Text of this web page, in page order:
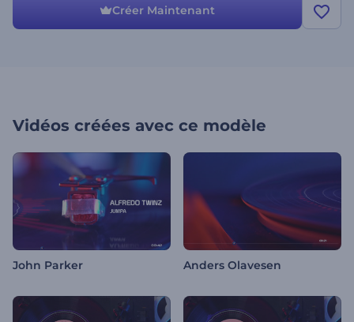
vos chaînes YouTube, Vimeo de la manière la plus créative possible.
Téléchargez votre logo, ajoutez votre morceau de musique et faites
Créer Maintenant
Vidéos créées avec ce modèle
John Parker Anders Olavesen